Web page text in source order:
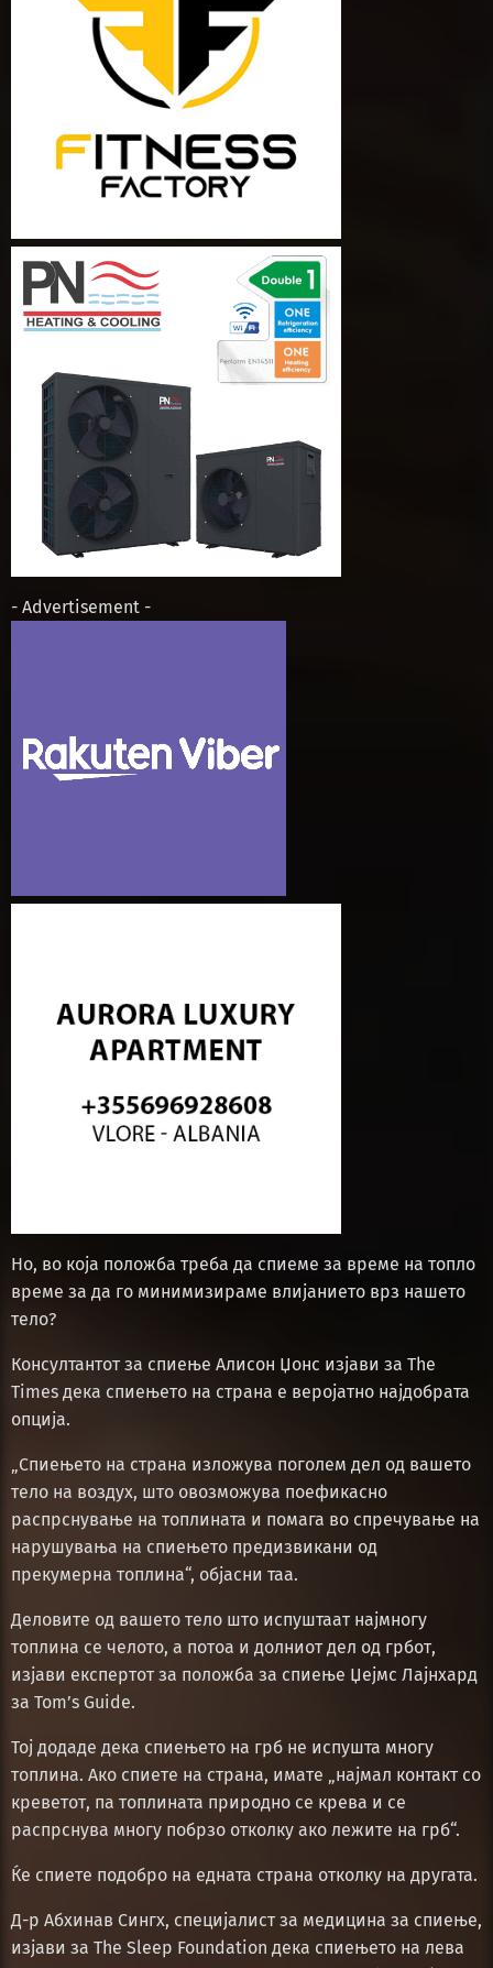
- Advertisement -
Но, во која положба треба да спиеме за време на топло
време за да го минимизираме влијанието врз нашето
тело?
Консултантот за спиење Алисон Џонс изјави за The
Times дека спиењето на страна е веројатно најдобрата
опција.
„Спиењето на страна изложува поголем дел од вашето
тело на воздух, што овозможува поефикасно
распрснување на топлината и помага во спречување на
нарушувања на спиењето предизвикани од
прекумерна топлина“, објасни таа.
Деловите од вашето тело што испуштаат најмногу
топлина се челото, а потоа и долниот дел од грбот,
изјави експертот за положба за спиење Џејмс Лајнхард
за Tom’s Guide.
Тој додаде дека спиењето на грб не испушта многу
топлина. Ако спиете на страна, имате „најмал контакт со
креветот, па топлината природно се крева и се
распрснува многу побрзо отколку ако лежите на грб“.
Ќе спиете подобро на едната страна отколку на другата.
Д-р Абхинав Сингх, специјалист за медицина за спиење,
изјави за The Sleep Foundation дека спиењето на лева